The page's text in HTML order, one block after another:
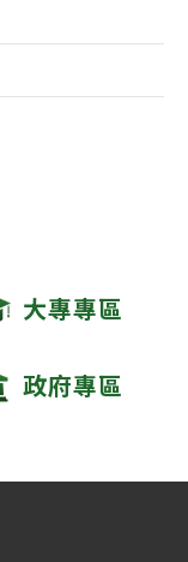
大專專區
政府專區